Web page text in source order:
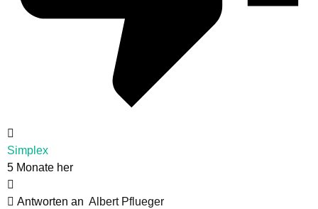
Simplex
5 Monate her
Antworten an Albert Pflueger